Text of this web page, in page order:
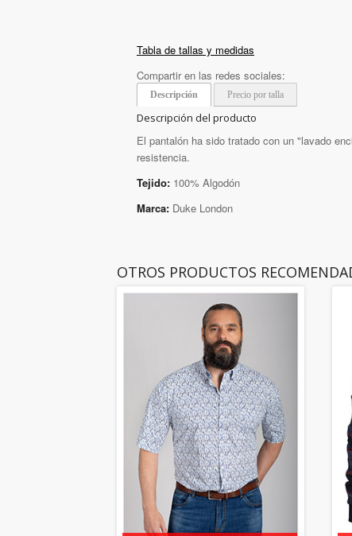
Tabla de tallas y medidas
Compartir en las redes sociales:
Descripción Precio por talla
Descripción del producto
El pantalón ha sido tratado con un "lavado
resistencia.
Tejido: 100% Algodón
Marca: Duke London
OTROS PRODUCTOS